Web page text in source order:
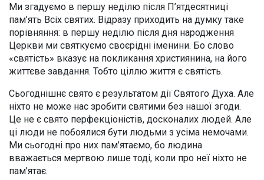
Ми згадуємо в першу неділю після П’ятдесятниці
пам’ять Всіх святих. Відразу приходить на думку таке
порівняння: в першу неділю після дня народження
Церкви ми святкуємо своєрідні іменини. Бо слово
«святість» вказує на покликання християнина, на його
життєве завдання. Тобто ціллю життя є святість.
Сьогоднішнє свято є результатом дії Святого Духа. Але
ніхто не може нас зробити святими без нашої згоди.
Це не є свято перфекціоністів, досконалих людей. Але
ці люди не побоялися бути людьми з усіма немочами.
Ми сьогодні про них пам’ятаємо, бо людина
вважається мертвою лише тоді, коли про неї ніхто не
пам’ятає.